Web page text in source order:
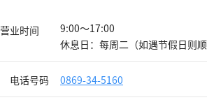
营业时间
9:00～17:00
休息日：每周二（如遇节假日则
电话号码 0869-34-5160